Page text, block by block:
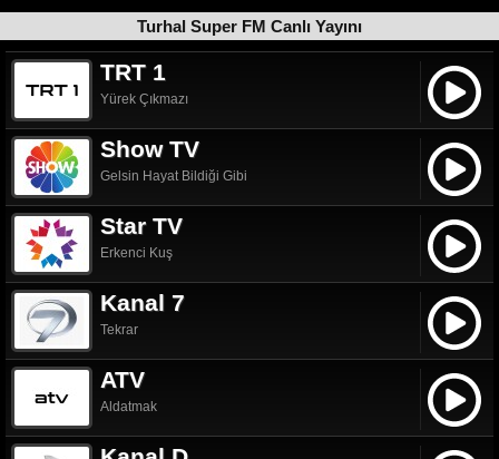
Turhal Super FM Canlı Yayını
TRT 1
Yürek Çıkmazı
Show TV
Gelsin Hayat Bildiği Gibi
Star TV
Erkenci Kuş
Kanal 7
Tekrar
ATV
Aldatmak